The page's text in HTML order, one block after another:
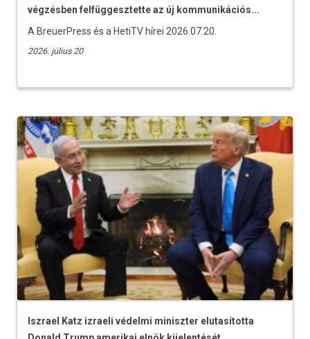
végzésben felfüggesztette az új kommunikációs...
A BreuerPress és a HetiTV hírei 2026.07.20.
2026. július 20
Iszrael Katz izraeli védelmi miniszter elutasította